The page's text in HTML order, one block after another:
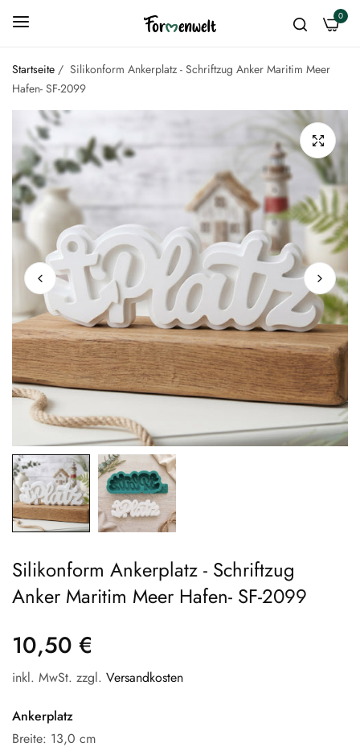
0
Startseite / Silikonform Ankerplatz - Schriftzug Anker Maritim Meer
Hafen- SF-2099
Silikonform Ankerplatz - Schriftzug
Anker Maritim Meer Hafen- SF-2099
10,50 €
inkl. MwSt. zzgl. Versandkosten
Ankerplatz
Breite: 13,0 cm